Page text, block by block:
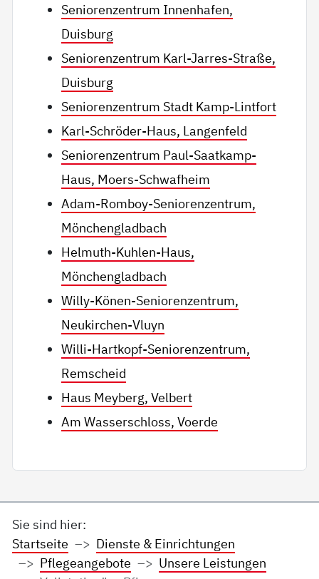
Seniorenzentrum Innenhafen,
Duisburg
Seniorenzentrum Karl-Jarres-Straße,
Duisburg
Seniorenzentrum Stadt Kamp-Lintfort
Karl-Schröder-Haus, Langenfeld
Seniorenzentrum Paul-Saatkamp-
Haus, Moers-Schwafheim
Adam-Romboy-Seniorenzentrum,
Mönchengladbach
Helmuth-Kuhlen-Haus,
Mönchengladbach
Willy-Könen-Seniorenzentrum,
Neukirchen-Vluyn
Willi-Hartkopf-Seniorenzentrum,
Remscheid
Haus Meyberg, Velbert
Am Wasserschloss, Voerde
Sie sind hier:
Startseite
Dienste & Einrichtungen
Pflegeangebote
Unsere Leistungen